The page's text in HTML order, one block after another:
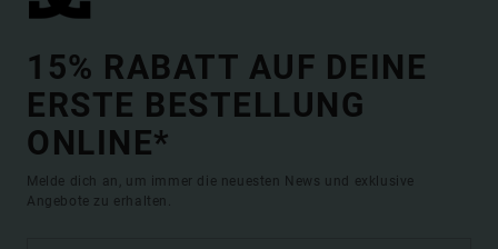
15% RABATT AUF DEINE
ERSTE BESTELLUNG
ONLINE*
Melde dich an, um immer die neuesten News und exklusive
Angebote zu erhalten.